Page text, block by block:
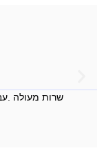
שרות מעולה